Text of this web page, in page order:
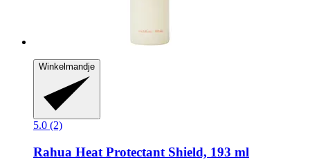
Winkelmandje
5.0 (2)
Rahua Heat Protectant Shield, 193 ml